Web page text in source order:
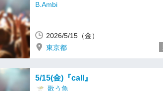
B.Ambi
2026/5/15（金）
東京都
5/15(金)『call』
歌う魚